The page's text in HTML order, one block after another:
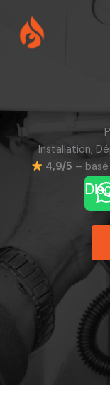
contenu
Installation,
4,9/5 –